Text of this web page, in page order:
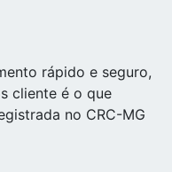
rápido e seguro,
cliente é o que
no CRC-MG